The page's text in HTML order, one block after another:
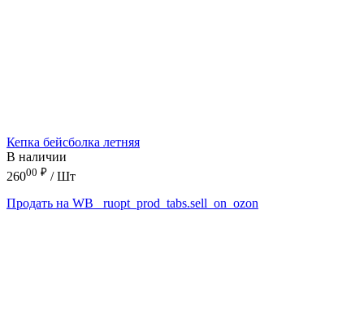
Кепка бейсболка летняя
В наличии
26000 ₽ / Шт
Продать на WB
_ruopt_prod_tabs.sell_on_ozon